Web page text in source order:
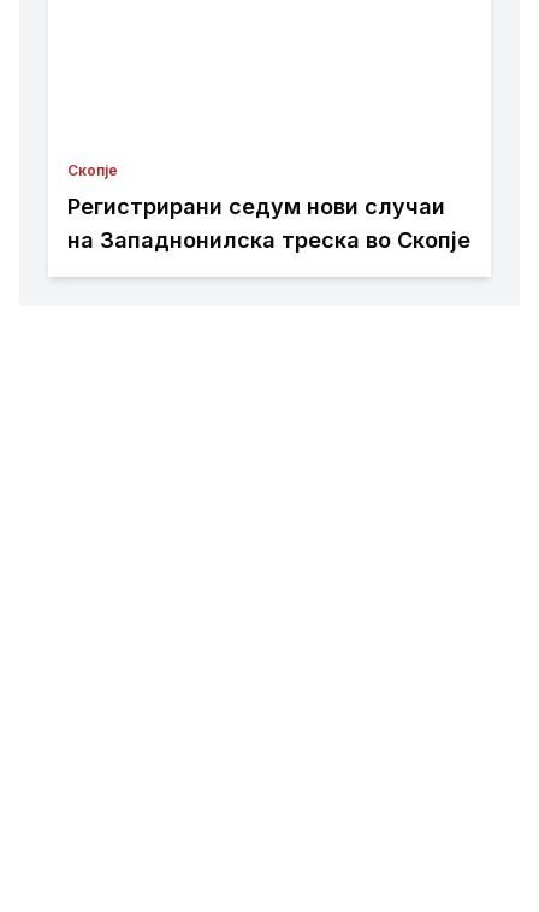
Скопје
Регистрирани седум нови случаи
на Западнонилска треска во Скопје